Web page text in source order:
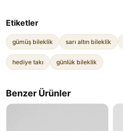
Etiketler
gümüş bileklik sarı altın bileklik
hediye takı günlük bileklik
Benzer Ürünler